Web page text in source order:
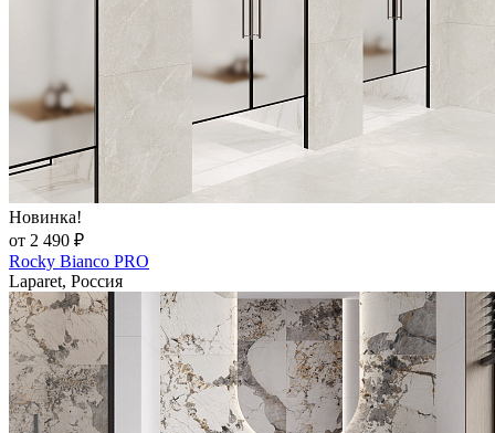
Новинка!
от 2 490 ₽
Rocky Bianco PRO
Laparet, Россия